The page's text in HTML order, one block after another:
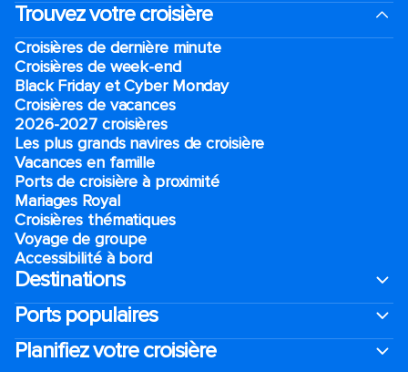
Trouvez votre croisière
Croisières de dernière minute
Croisières de week-end
Black Friday et Cyber Monday
Croisières de vacances
2026-2027 croisières
Les plus grands navires de croisière
Vacances en famille
Ports de croisière à proximité
Mariages Royal
Croisières thématiques
Voyage de groupe​
Accessibilité à bord​
Destinations
Ports populaires
Planifiez votre croisière